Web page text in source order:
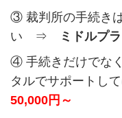
③ 裁判所の手続き
い ⇒
ミドルプラ
④ 手続きだけでな
タルでサポート
50,000円～